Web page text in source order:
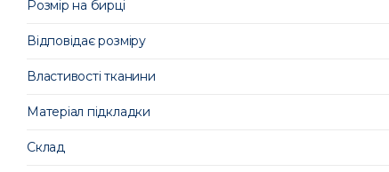
Розмір на бирці
Відповідає розміру
Властивості тканини
Матеріал підкладки
Склад